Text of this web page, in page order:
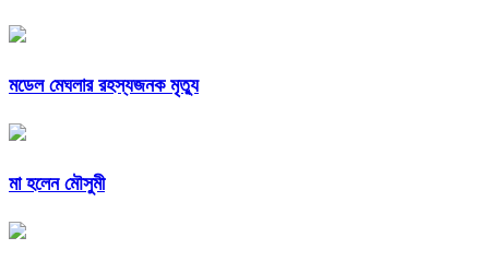
মডেল মেঘলার রহস্যজনক মৃত্যু
মা হলেন মৌসুমী